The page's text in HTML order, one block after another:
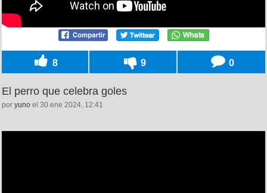
8 9 0
El perro que celebra goles
por yuno el 30 ene 2024, 12:41